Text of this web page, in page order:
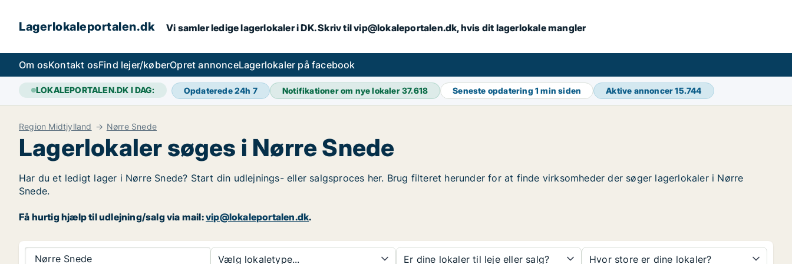
Lagerlokaleportalen.dk Vi samler ledige lagerlokaler i DK. Skriv til vip@lokaleportalen.dk, hvis dit lagerlokale mangler
Om osKontakt osFind lejer/køberOpret annonceLagerlokaler på facebook
LOKALEPORTALEN.DK I DAG: Opdaterede 24h 7 Notifikationer om nye lokaler37.618 Seneste opdatering1 min siden Aktive annoncer15.744
Region Midtjylland Nørre Snede
Lagerlokaler søges i Nørre Snede
Har du et ledigt lager i Nørre Snede? Start din udlejnings- eller salgsproces her. Brug filteret herunder for at finde virksomheder der søger lagerlokaler i Nørre
Snede.
Få hurtig hjælp til udlejning/salg via mail:vip@lokaleportalen.dk.
Nørre Snede Vælg lokaletype... Er dine lokaler til leje eller salg? Hvor store er dine lokaler?